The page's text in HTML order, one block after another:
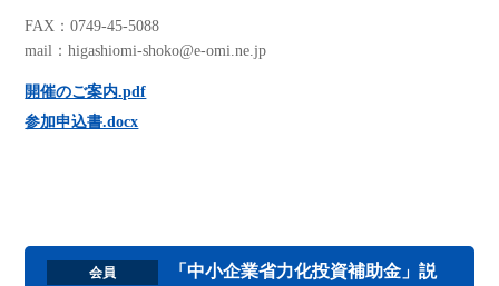
FAX：0749-45-5088
mail：higashiomi-shoko@e-omi.ne.jp
開催のご案内.pdf
参加申込書.docx
会員
「中小企業省力化投資補助金」説